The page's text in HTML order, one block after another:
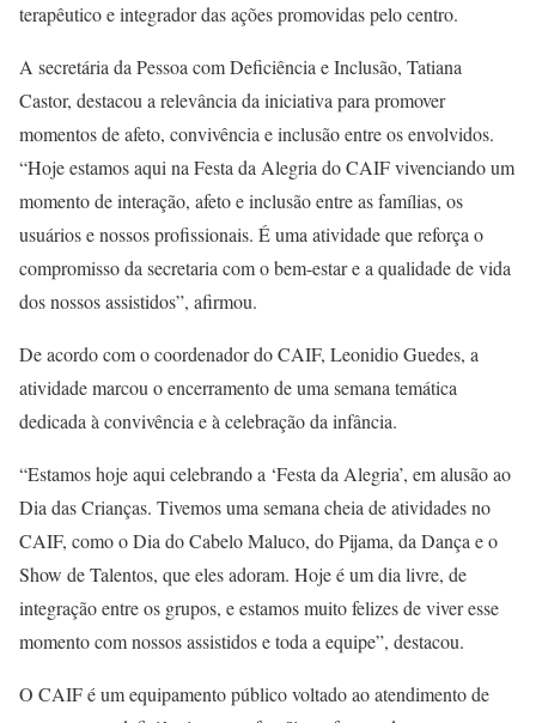
terapêutico e integrador das ações promovidas pelo centro.
A secretária da Pessoa com Deficiência e Inclusão, Tatiana
Castor, destacou a relevância da iniciativa para promover
momentos de afeto, convivência e inclusão entre os envolvidos.
“Hoje estamos aqui na Festa da Alegria do CAIF vivenciando um
momento de interação, afeto e inclusão entre as famílias, os
usuários e nossos profissionais. É uma atividade que reforça o
compromisso da secretaria com o bem-estar e a qualidade de vida
dos nossos assistidos”, afirmou.
De acordo com o coordenador do CAIF, Leonidio Guedes, a
atividade marcou o encerramento de uma semana temática
dedicada à convivência e à celebração da infância.
“Estamos hoje aqui celebrando a ‘Festa da Alegria’, em alusão ao
Dia das Crianças. Tivemos uma semana cheia de atividades no
CAIF, como o Dia do Cabelo Maluco, do Pijama, da Dança e o
Show de Talentos, que eles adoram. Hoje é um dia livre, de
integração entre os grupos, e estamos muito felizes de viver esse
momento com nossos assistidos e toda a equipe”, destacou.
O CAIF é um equipamento público voltado ao atendimento de